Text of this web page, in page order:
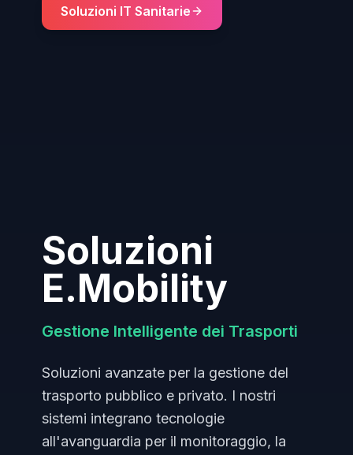
Soluzioni IT Sanitarie
Soluzioni
E.Mobility
Gestione Intelligente dei Trasporti
Soluzioni avanzate per la gestione del
trasporto pubblico e privato. I nostri
sistemi integrano tecnologie
all'avanguardia per il monitoraggio, la